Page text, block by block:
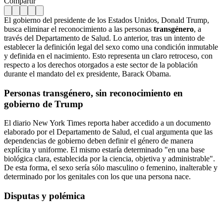
El gobierno del presidente de los Estados Unidos, Donald Trump,
busca eliminar el reconocimiento a las personas transgénero, a
través del Departamento de Salud. Lo anterior, tras un intento de
establecer la definición legal del sexo como una condición inmutable
y definida en el nacimiento. Esto representa un claro retroceso, con
respecto a los derechos otorgados a este sector de la población
durante el mandato del ex presidente, Barack Obama.
Personas transgénero, sin reconocimiento en
gobierno de Trump
El diario New York Times reporta haber accedido a un documento
elaborado por el Departamento de Salud, el cual argumenta que las
dependencias de gobierno deben definir el género de manera
explícita y uniforme. El mismo estaría determinado "en una base
biológica clara, establecida por la ciencia, objetiva y administrable".
De esta forma, el sexo sería sólo masculino o femenino, inalterable y
determinado por los genitales con los que una persona nace.
Disputas y polémica